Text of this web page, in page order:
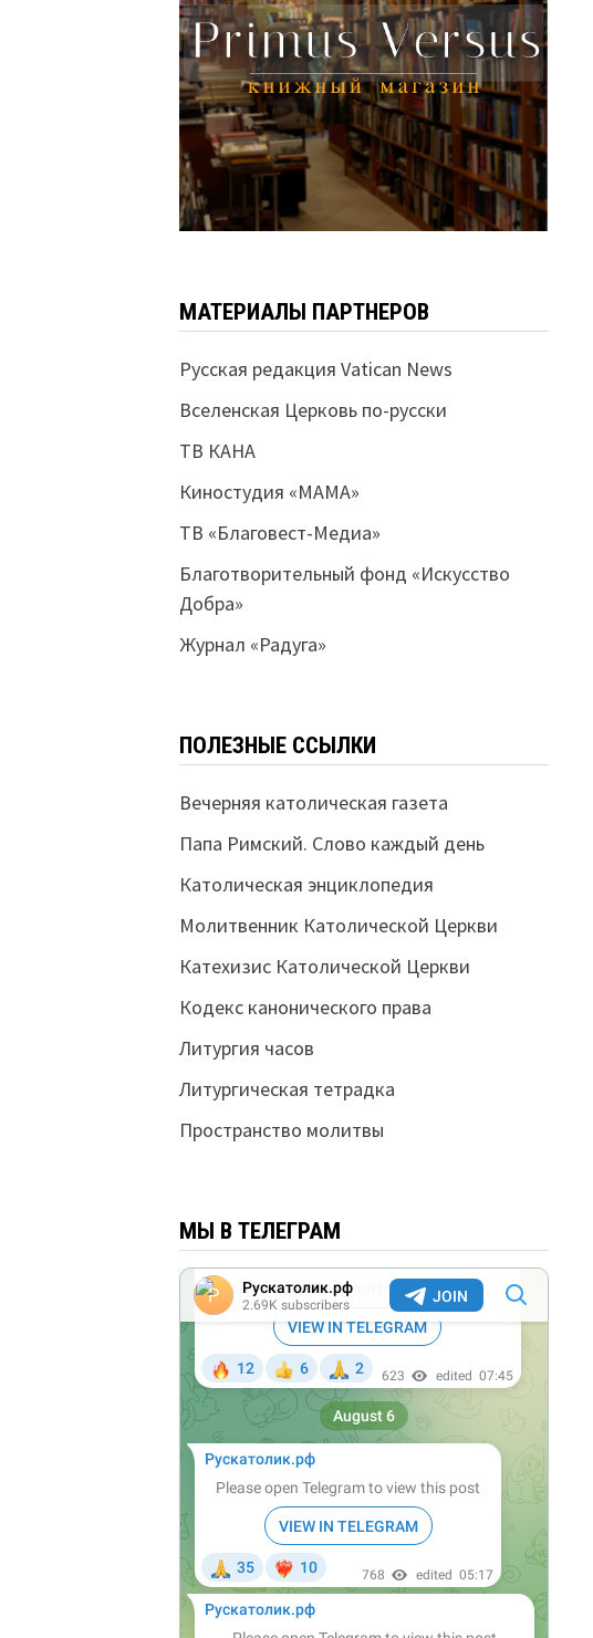
МАТЕРИАЛЫ ПАРТНЕРОВ
Русская редакция Vatican News
Вселенская Церковь по-русски
ТВ КАНА
Киностудия «МАМА»
ТВ «Благовест-Медиа»
Благотворительный фонд «Искусство
Добра»
Журнал «Радуга»
ПОЛЕЗНЫЕ ССЫЛКИ
Вечерняя католическая газета
Папа Римский. Слово каждый день
Католическая энциклопедия
Молитвенник Католической Церкви
Катехизис Католической Церкви
Кодекс канонического права
Литургия часов
Литургическая тетрадка
Пространство молитвы
МЫ В ТЕЛЕГРАМ